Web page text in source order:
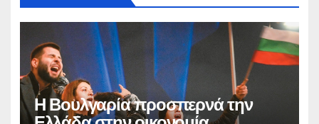
Η Βουλγαρία προσπερνά την